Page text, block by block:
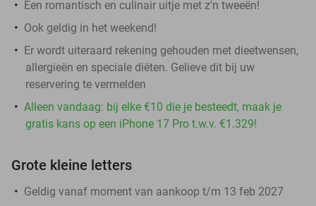
Een romantisch en culinair uitje met z'n tweeën!
Ook geldig in het weekend!
Er wordt uiteraard rekening gehouden met dieetwensen,
allergieën en speciale diëten. Gelieve dit bij uw
reservering te vermelden
Alleen vandaag: bij elke €10 die je besteedt, maak je
gratis kans op een iPhone 17 Pro t.w.v. €1.329!
Grote kleine letters
Geldig vanaf moment van aankoop t/m 13 feb 2027